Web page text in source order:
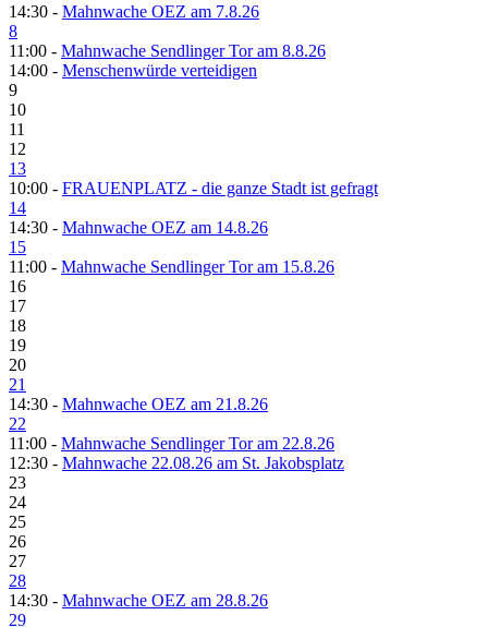
14:30 - Mahnwache OEZ am 7.8.26
8
11:00 - Mahnwache Sendlinger Tor am 8.8.26
14:00 - Menschenwürde verteidigen
9
10
11
12
13
10:00 - FRAUENPLATZ - die ganze Stadt ist gefragt
14
14:30 - Mahnwache OEZ am 14.8.26
15
11:00 - Mahnwache Sendlinger Tor am 15.8.26
16
17
18
19
20
21
14:30 - Mahnwache OEZ am 21.8.26
22
11:00 - Mahnwache Sendlinger Tor am 22.8.26
12:30 - Mahnwache 22.08.26 am St. Jakobsplatz
23
24
25
26
27
28
14:30 - Mahnwache OEZ am 28.8.26
29